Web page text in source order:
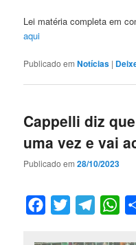
Lei matéria completa em
aqui
Publicado em Notícias |
Cappelli diz
uma vez e vai
Publicado em28/10/2023
Facebook
Twitter